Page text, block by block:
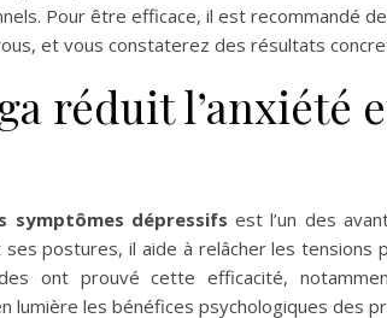
Pour être efficace, il est recommandé
et vous constaterez des résultats
réduit l’anxiété
symptômes dépressifs est l’un des
postures, il aide à relâcher les tensions
ont prouvé cette efficacité,
lumière les bénéfices psychologiques des